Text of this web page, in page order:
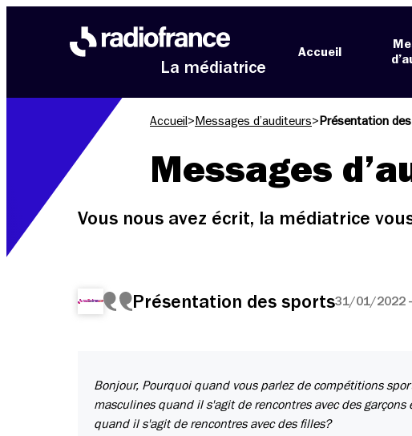
La médiatrice
Accueil
Accueil > Messages d’auditeurs> Présentation
Messages
Vous nous avez écrit, la médiatrice
Présentation des sports31/01/2022
Bonjour, Pourquoi quand vous parlez de compétitions
masculines quand il s'agit de rencontres avec des
quand il s'agit de rencontres avec des filles?